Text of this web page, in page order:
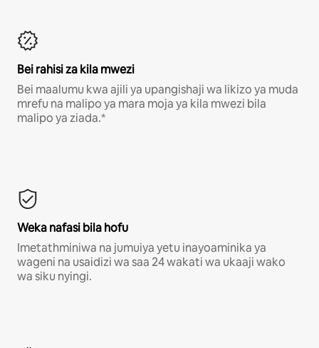
Bei rahisi za kila mwezi
Bei maalumu kwa ajili ya upangishaji wa likizo ya muda
mrefu na malipo ya mara moja ya kila mwezi bila
malipo ya ziada.*
Weka nafasi bila hofu
Imetathminiwa na jumuiya yetu inayoaminika ya
wageni na usaidizi wa saa 24 wakati wa ukaaji wako
wa siku nyingi.